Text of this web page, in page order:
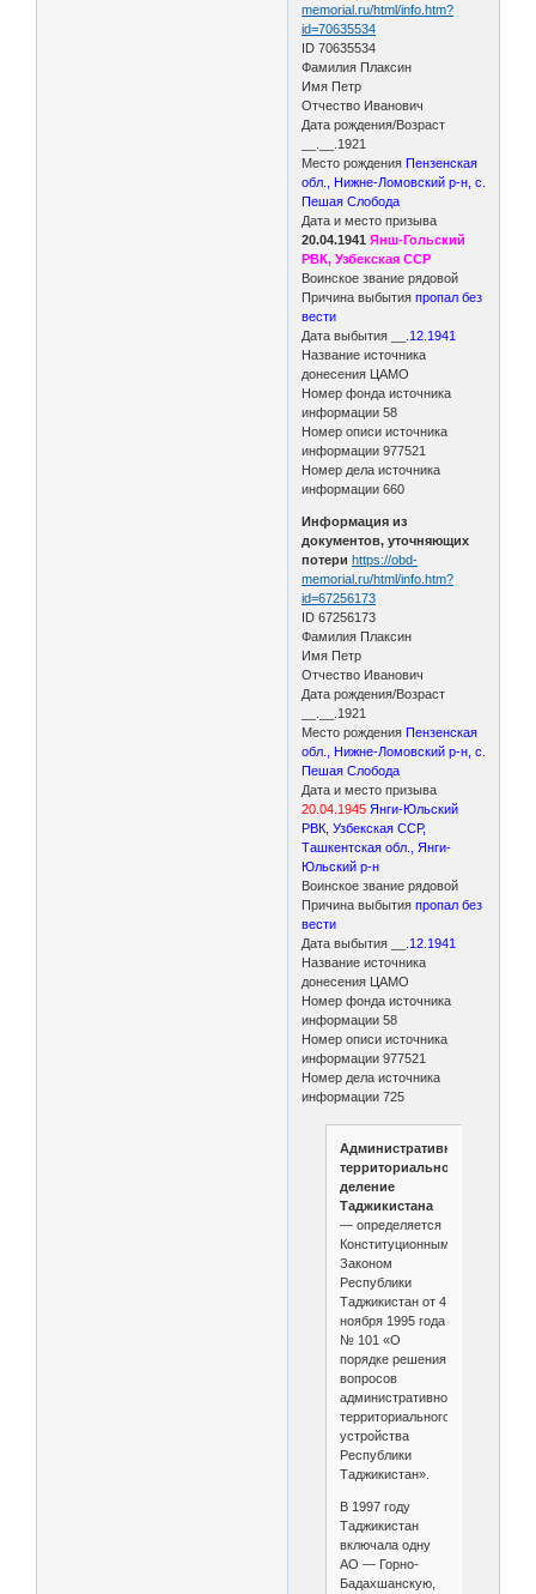
memorial.ru/html/info.htm?
id=70635534
ID 70635534
Фамилия Плаксин
Имя Петр
Отчество Иванович
Дата рождения/Возраст
__.__.1921
Место рожденияПензенская
обл., Нижне-Ломовский р-н, с.
Пешая Слобода
Дата и место призыва
20.04.1941 Янш-Гольский
РВК, Узбекская ССР
Воинское звание рядовой
Причина выбытияпропал без
вести
Дата выбытия __. 12.1941
Название источника
донесения ЦАМО
Номер фонда источника
информации 58
Номер описи источника
информации 977521
Номер дела источника
информации 660
Информация из
документов, уточняющих
потери https://obd-
memorial.ru/html/info.htm?
id=67256173
ID 67256173
Фамилия Плаксин
Имя Петр
Отчество Иванович
Дата рождения/Возраст
__.__.1921
Место рожденияПензенская
обл., Нижне-Ломовский р-н, с.
Пешая Слобода
Дата и место призыва
20.04.1945Янги-Юльский
РВК, Узбекская ССР,
Ташкентская обл., Янги-
Юльский р-н
Воинское звание рядовой
Причина выбытия пропал без
вести
Дата выбытия __. 12.1941
Название источника
донесения ЦАМО
Номер фонда источника
информации 58
Номер описи источника
информации 977521
Номер дела источника
информации 725
Административно-
территориальное
деление
Таджикистана
— определяется
Конституционным
Законом
Республики
Таджикистан от 4
ноября 1995 года
№ 101 «О
порядке решения
вопросов
административно-
территориального
устройства
Республики
Таджикистан».
В 1997 году
Таджикистан
включала одну
АО — Горно-
Бадахшанскую,